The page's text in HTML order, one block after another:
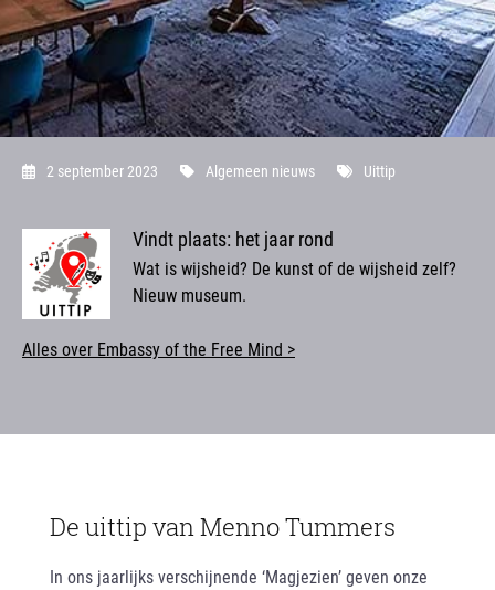
2 september 2023 Algemeen nieuws Uittip
Vindt plaats: het jaar rond
Wat is wijsheid? De kunst of de wijsheid zelf?
Nieuw museum.
Alles over Embassy of the Free Mind >
De uittip van Menno Tummers
In ons jaarlijks verschijnende ‘Magjezien’ geven onze